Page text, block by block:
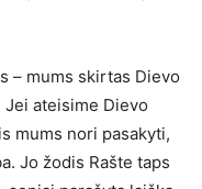
– mums skirtas Dievo
ateisime Dievo
mums nori pasakyti,
Jo žodis Rašte taps